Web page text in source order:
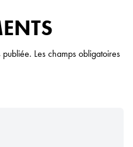
Les champs obligatoires